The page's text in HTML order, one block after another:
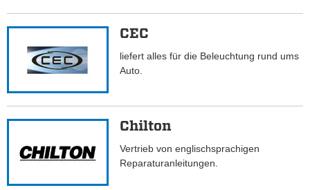
CEC
liefert alles für die Beleuchtung rund ums
Auto.
Chilton
Vertrieb von englischsprachigen
Reparaturanleitungen.